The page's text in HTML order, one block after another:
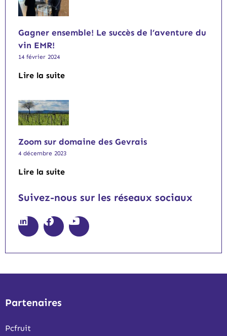
Gagner ensemble! Le succès de l’aventure du
vin EMR!
14 février 2024
Lire la suite
Zoom sur domaine des Gevrais
4 décembre 2023
Lire la suite
Suivez-nous sur les réseaux sociaux
Partenaires
Pcfruit